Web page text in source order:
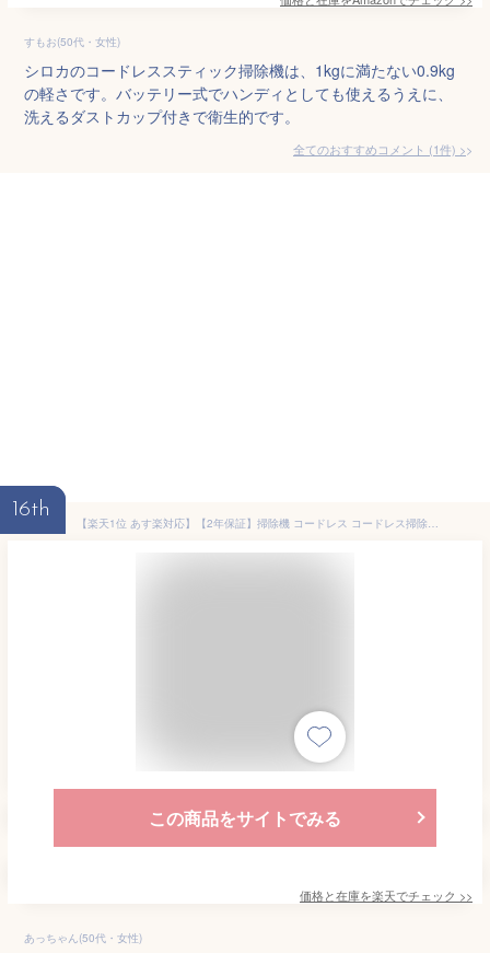
すもお(50代・女性)
シロカのコードレススティック掃除機は、1kgに満たない0.9kg
の軽さです。バッテリー式でハンディとしても使えるうえに、
洗えるダストカップ付きで衛生的です。
全てのおすすめコメント (1件) >
16th
【楽天1位 あす楽対応】【2年保証】掃除機 コードレス コードレス掃除機 サイクロン サイクロン掃除機 スティッククリーナー ハンディークリーナー サイクロンクリーナー コードレスクリーナー スティック掃除機 軽い 充電式 超強力吸引 小型 軽量 クリーナー2in1 28000pa
この商品をサイトでみる
価格と在庫を楽天でチェック >>
あっちゃん(50代・女性)